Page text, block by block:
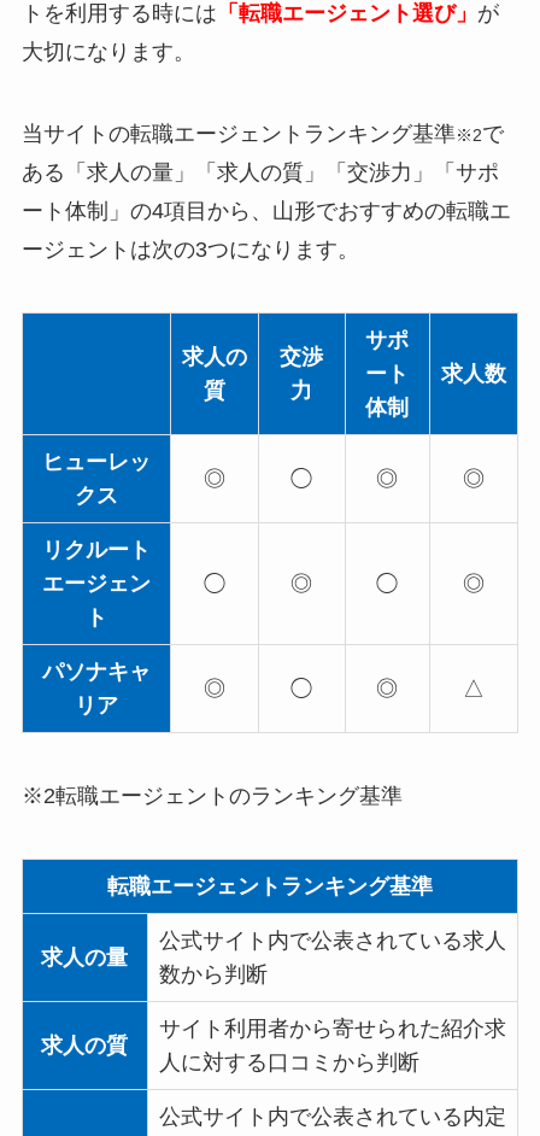
トを利用する時には 「転職エージェント選び」 が
大切になります。
当サイトの転職エージェントランキング基準※2で
ある「求人の量」「求人の質」「交渉力」「サポ
ート体制」の4項目から、山形でおすすめの転職エ
ージェントは次の3つになります。
求人の
質
交渉
力
サポ
ート
体制
求人数
ヒューレッ
クス
◎ ◯ ◎ ◎
リクルート
エージェン
ト
◯ ◎ ◯ ◎
パソナキャ
リア
◎ ◯ ◎ △
※2転職エージェントのランキング基準
転職エージェントランキング基準
求人の量
公式サイト内で公表されている求人
数から判断
求人の質
サイト利用者から寄せられた紹介求
人に対する口コミから判断
公式サイト内で公表されている内定